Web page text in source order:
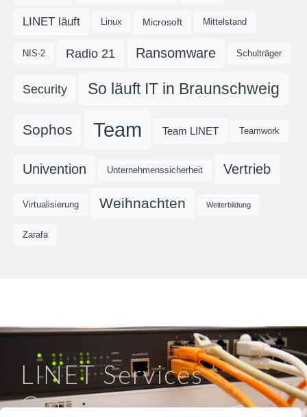
LINET läuft Linux Microsoft Mittelstand
NIS-2 Radio 21 Ransomware Schulträger
Security So läuft IT in Braunschweig
Sophos Team Team LINET Teamwork
Univention Unternehmenssicherheit Vertrieb
Virtualisierung Weihnachten Weiterbildung
Zarafa
LINET Services
GmbH